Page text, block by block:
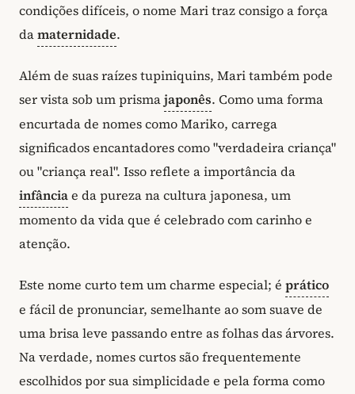
condições difíceis, o nome Mari traz consigo a força
damaternidade.
Além de suas raízes tupiniquins, Mari também pode
ser vista sob um prismajaponês. Como uma forma
encurtada de nomes como Mariko, carrega
significados encantadores como "verdadeira criança"
ou "criança real". Isso reflete a importância da
infânciae da pureza na cultura japonesa, um
momento da vida que é celebrado com carinho e
atenção.
Este nome curto tem um charme especial; é prático
e fácil de pronunciar, semelhante ao som suave de
uma brisa leve passando entre as folhas das árvores.
Na verdade, nomes curtos são frequentemente
escolhidos por sua simplicidade e pela forma como